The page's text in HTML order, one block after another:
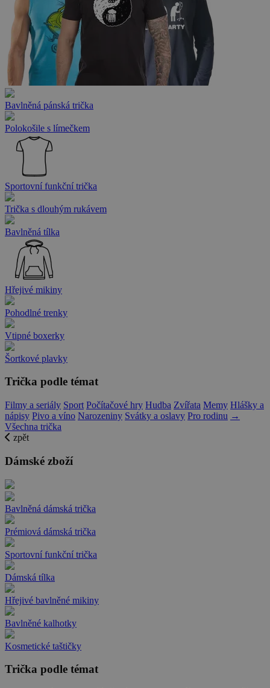
Bavlněná pánská trička
Polokošile s límečkem
Sportovní funkční trička
Trička s dlouhým rukávem
Bavlněná tílka
Hřejivé mikiny
Pohodlné trenky
Vtipné boxerky
Šortkové plavky
Trička podle témat
Filmy a seriály Sport Počítačové hry Hudba Zvířata Memy Hlášky a
nápisy Pivo a víno Narozeniny Svátky a oslavy Pro rodinu →
Všechna trička
zpět
Dámské zboží
Bavlněná dámská trička
Prémiová dámská trička
Sportovní funkční trička
Dámská tílka
Hřejivé bavlněné mikiny
Bavlněné kalhotky
Kosmetické taštičky
Trička podle témat